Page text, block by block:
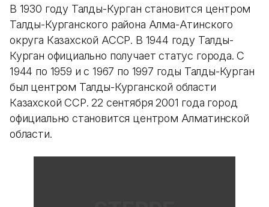
В 1930 году Талды-Курган становится центром
Талды-Курганского района Алма-Атинского
округа Казахской АССР. В 1944 году Талды-
Курган официально получает статус города. С
1944 по 1959 и с 1967 по 1997 годы Талды-Курган
был центром Талды-Курганской области
Казахской ССР. 22 сентября 2001 года город
официально становится центром Алматинской
области.